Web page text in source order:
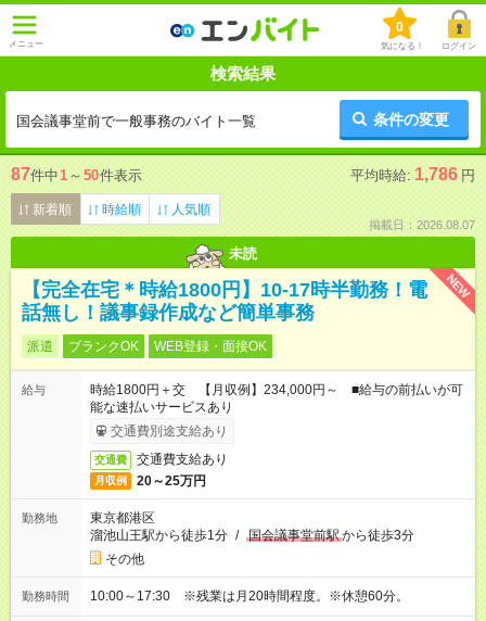
メニュー
0
気になる！ ログイン
検索結果
国会議事堂前で一般事務のバイト一覧 条件の変更
87件中1 ～ 50件表示 平均時給: 1,786 円
新着順 時給順 人気順
掲載日：2026.08.07
未読
NEW
【完全在宅＊時給1800円】10-17時半勤務！電
話無し！議事録作成など簡単事務
派遣 ブランクOK WEB登録・面接OK
給与
時給1800円＋交 【月収例】234,000円～ ■給与の前払いが可
能な速払いサービスあり
交通費別途支給あり
交通費 交通費支給あり
月収例 20～25万円
勤務地
東京都港区
溜池山王駅から徒歩1分 / 国会議事堂前駅から徒歩3分
その他
勤務時間 10:00～17:30 ※残業は月20時間程度。※休憩60分。